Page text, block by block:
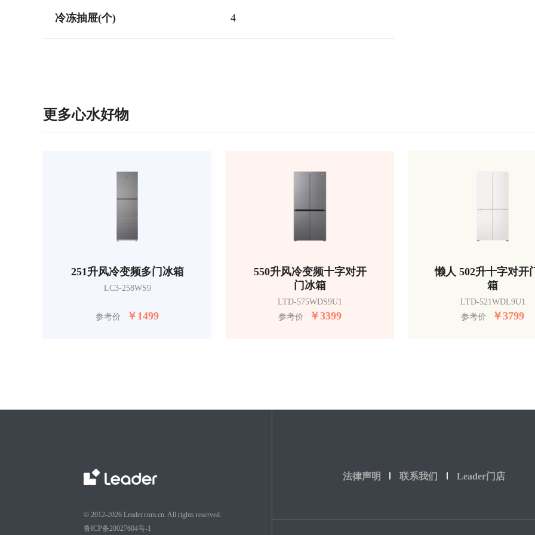
冷冻抽屉(个) 4
更多心水好物
251升风冷变频多门冰箱
LC3-258WS9
参考价 ￥ 1499
550升风冷变频十字对开
门冰箱
LTD-575WDS9U1
参考价
￥3399
懒人 502升十字对开
箱
LTD-521WDL9U1
参考价
￥3799
© 2012-2026 Leader.com.cn. All rights reserved.
鲁ICP备20027604号-1
法律声明 联系我们 Leader门店